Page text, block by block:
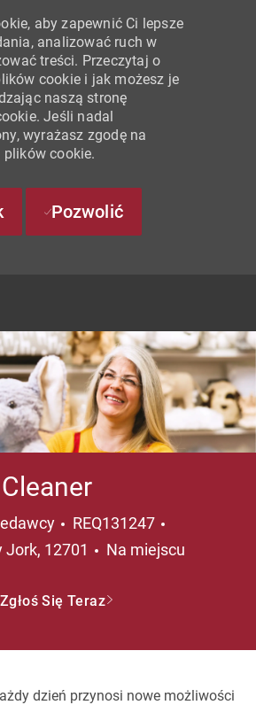
aby zapewnić Ci lepsze
analizować ruch w
treści. Przeczytaj o
cookie i jak możesz je
naszą stronę
Jeśli nadal
wyrażasz zgodę na
plików cookie.
Pozwolić
REQ131247
12701
Na miejscu
Zgłoś Się Teraz
dzień przynosi nowe możliwości